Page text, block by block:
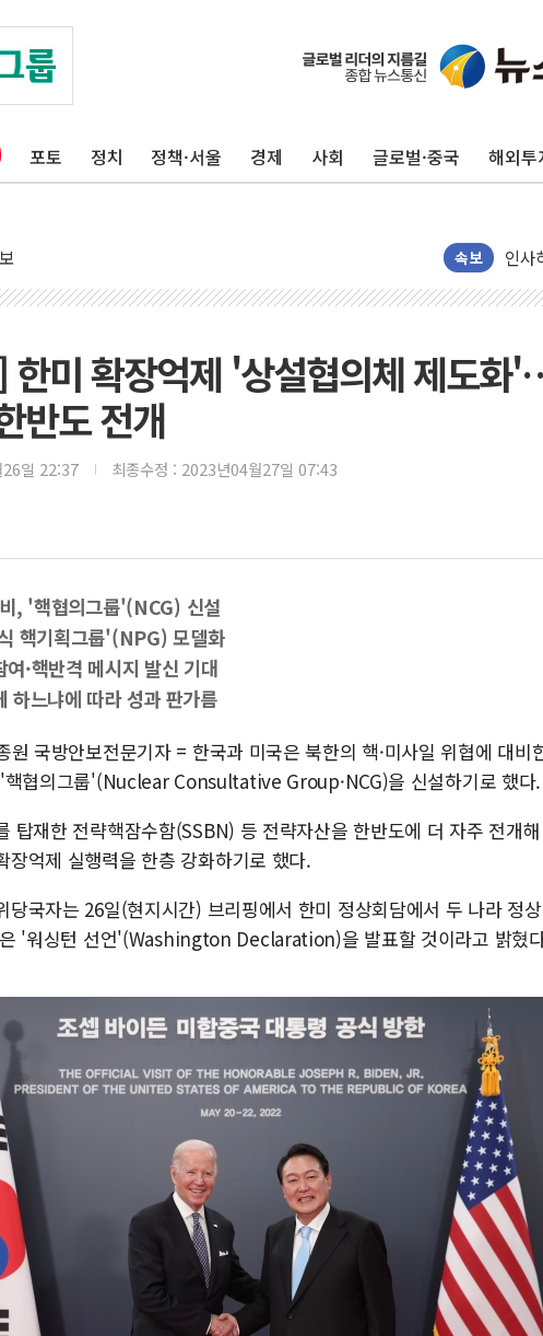
포토 정치 정책·서울 경제 사회 글로벌·중국 해외투
속보
포
[종
인천
인사
[속
[속
이번
서
李대
'화
한미 확장억제 '상설협의체 제도화
반도 전개
일 22:37 최종수정 : 2023년04월27일 07:43
, '핵협의그룹'(NCG) 신설
핵기획그룹'(NPG) 모델화
·핵반격 메시지 발신 기대
하느냐에 따라 성과 판가름
원 국방안보전문기자 = 한국과 미국은 북한의 핵·미사일 위협에 대비
협의그룹'(Nuclear Consultative Group·NCG)을 신설하기로 했다.
탑재한 전략핵잠수함(SSBN) 등 전략자산을 한반도에 더 자주 전개해
장억제 실행력을 한층 강화하기로 했다.
당국자는 26일(현지시간) 브리핑에서 한미 정상회담에서 두 나라 정
'워싱턴 선언'(Washington Declaration)을 발표할 것이라고 밝혔